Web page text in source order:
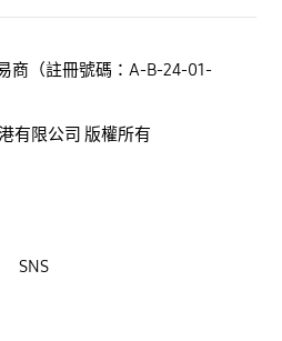
商（註冊號碼：A-B-24-01-
有限公司 版權所有
SNS